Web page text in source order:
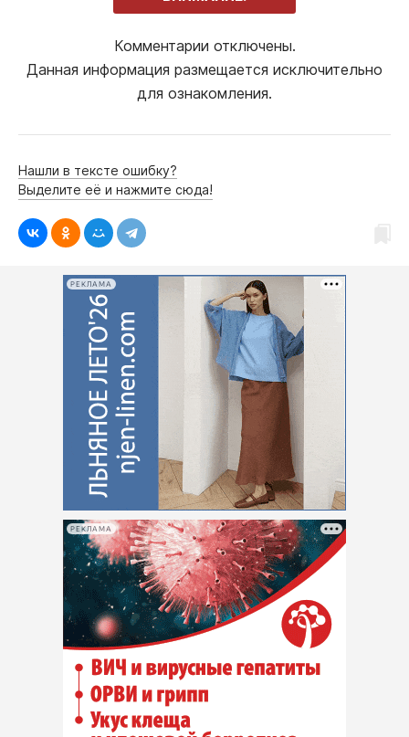
Комментарии отключены.
Данная информация размещается исключительно
для ознакомления.
Нашли в тексте ошибку?
Выделите её и нажмите сюда!
РЕКЛАМА
РЕКЛАМА